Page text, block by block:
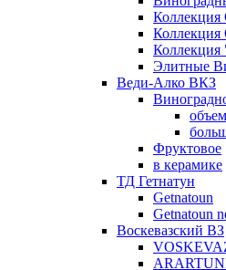
Коллекция
Элитные
Веди-Алко ВКЗ
Фруктовое
в керамике
ТД Гетнатун
Getnatoun
Getnatoun
Воскевазский ВЗ